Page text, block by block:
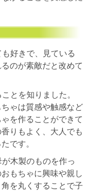
好きで、見ている
のが素敵だと改めて
とを知りました。
ゃは質感や触感など
を作ることができて
りもよく、大人でも
です。
木製のものを作っ
もちゃに興味や親し
を丸くすることで子